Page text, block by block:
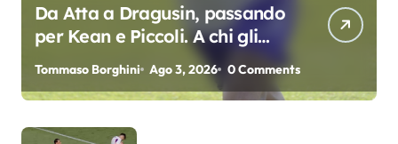
Da Atta a Dragusin, passando
per Kean e Piccoli. A chi gli
oscar del precampionato?
Tommaso Borghini Ago 3, 2026 0 Comments